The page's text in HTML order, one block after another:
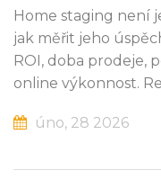
Home staging není
jak měřit jeho
ROI, doba prodeje,
online výkonnost.
úno, 28 2026